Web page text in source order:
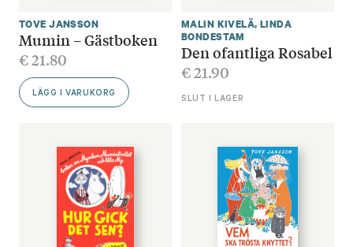
TOVE JANSSON
Mumin – Gästboken
€21.80
LÄGG I VARUKORG
MALIN KIVELÄ, LINDA
BONDESTAM
Den ofantliga Rosabel
€21.90
SLUT I LAGER